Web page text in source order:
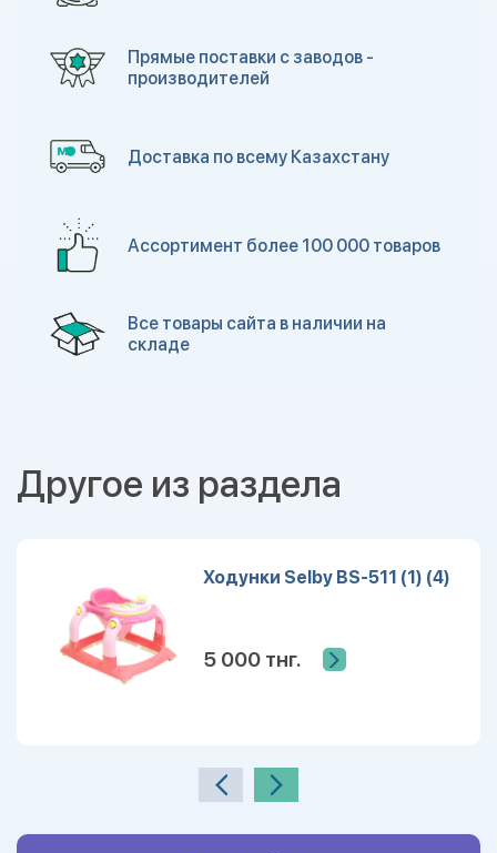
Прямые поставки с заводов -
производителей
Доставка по всему Казахстану
Ассортимент более 100 000 товаров
Все товары сайта в наличии на
складе
Другое из раздела
Ходунки Selby BS-511 (1) (4)
5 000 тнг.